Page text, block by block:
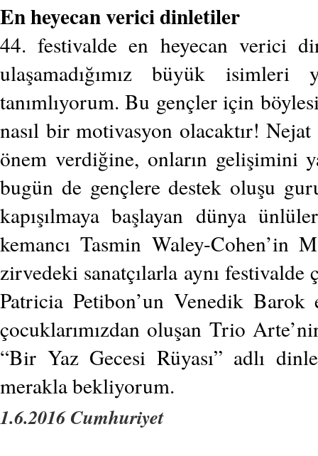
En heyecan verici dinletiler
44. festivalde en heyecan verici
ulaşamadığımız büyük isimleri
tanımlıyorum. Bu gençler için
nasıl bir motivasyon olacaktır! Nejat
önem verdiğine, onların gelişimini
bugün de gençlere destek oluşu
kapışılmaya başlayan dünya
kemancı Tasmin Waley-
zirvedeki sanatçılarla aynı
Patricia Petibon’un Venedik Barok
çocuklarımızdan oluşan Trio
“Bir Yaz Gecesi Rüyası” adlı
merakla bekliyorum.
1.6.2016 Cumhuriyet